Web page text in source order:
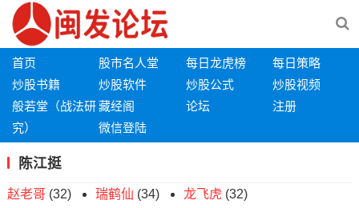
首页 股市名人堂 每日龙虎榜
每日策略
炒股书籍
炒股软件 炒股公式
炒股视频
般若堂（战法研
究）
藏经阁 论坛
注册
微信登陆
陈江挺
赵老哥(32) 瑞鹤仙 (34) 龙飞虎 (32)